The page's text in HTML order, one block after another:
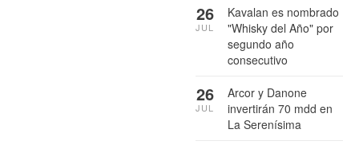
Kavalan es nombrado
"Whisky del Año" por
segundo año
consecutivo
26
JUL
Arcor y Danone
invertirán 70 mdd en
La Serenísima
26
JUL